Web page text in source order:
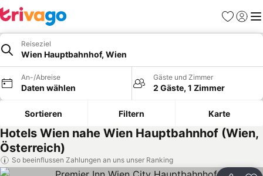
Favoriten
Reiseziel
Wien Hauptbahnhof, Wien
An-/Abreise
Daten wählen
Gäste und Zimmer
2 Gäste, 1 Zimmer
Sortieren Filtern Karte
Hotels Wien nahe Wien Hauptbahnhof (Wien,
Österreich)
So beeinflussen Zahlungen an uns unser Ranking